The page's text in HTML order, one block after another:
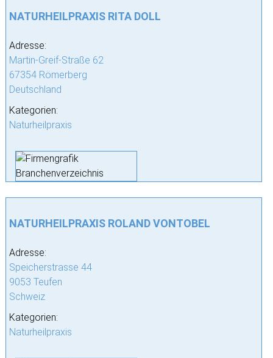
NATURHEILPRAXIS RITA DOLL
Adresse:
Martin-Greif-Straße 62
67354 Römerberg
Deutschland
Kategorien:
Naturheilpraxis
NATURHEILPRAXIS ROLAND VONTOBEL
Adresse:
Speicherstrasse 44
9053 Teufen
Schweiz
Kategorien:
Naturheilpraxis